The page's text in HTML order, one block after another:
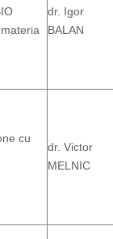
dr. Igor
BALAN
cu
dr. Victor
MELNIC